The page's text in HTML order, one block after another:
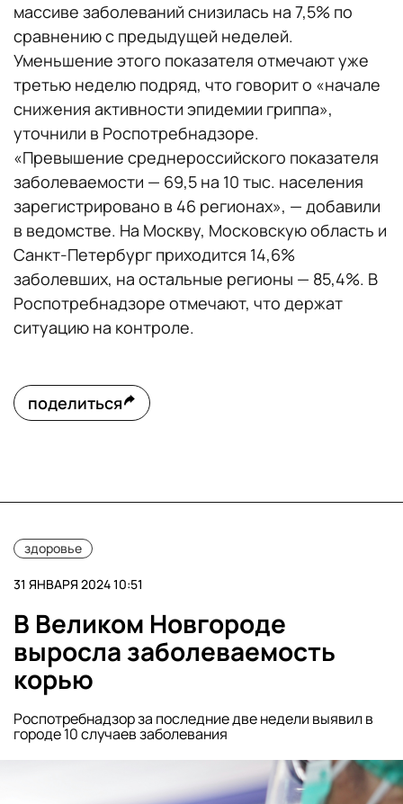
массиве заболеваний снизилась на 7,5% по
сравнению с предыдущей неделей.
Уменьшение этого показателя отмечают уже
третью неделю подряд, что говорит о «начале
снижения активности эпидемии гриппа»,
уточнили в Роспотребнадзоре.
«Превышение среднероссийского показателя
заболеваемости — 69,5 на 10 тыс. населения
зарегистрировано в 46 регионах», — добавили
в ведомстве. На Москву, Московскую область и
Санкт-Петербург приходится 14,6%
заболевших, на остальные регионы — 85,4%. В
Роспотребнадзоре отмечают, что держат
ситуацию на контроле.
поделиться
здоровье
31 ЯНВАРЯ 2024 10:51
В Великом Новгороде
выросла заболеваемость
корью
Роспотребнадзор за последние две недели выявил в
городе 10 случаев заболевания